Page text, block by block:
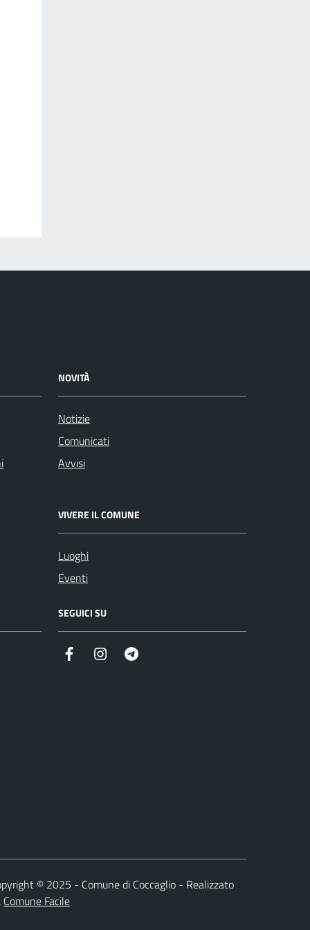
NOVITÀ
Notizie
Comunicati
Avvisi
VIVERE IL COMUNE
Luoghi
Eventi
SEGUICI SU
Facebook Instagram
© 2025 - Comune di Coccaglio - Realizzato
Comune Facile